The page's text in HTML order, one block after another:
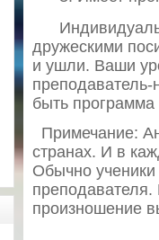
дружескими
и ушли. Ваши
преподаватель-
быть программа
Примечание:
странах. И в
Обычно
преподавателя.
произношение